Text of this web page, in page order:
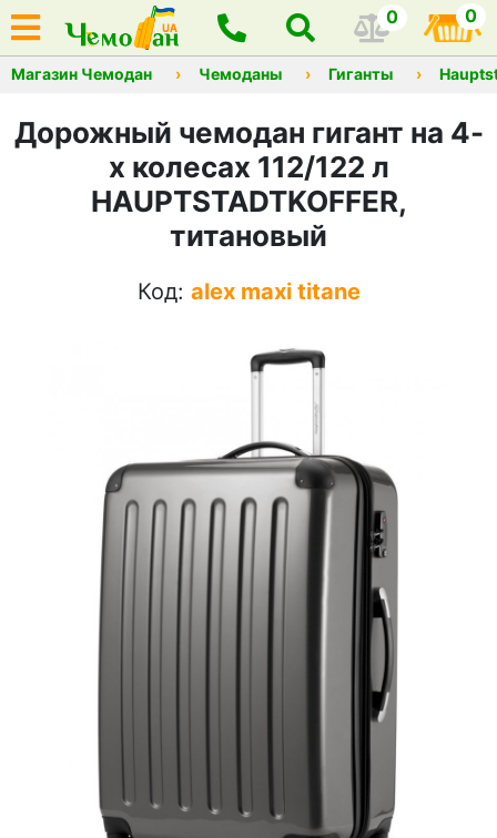
0 0
Магазин Чемодан Чемоданы Гиганты
Дорожный чемодан гигант на 4-
х колесах 112/122 л
HAUPTSTADTKOFFER,
титановый
Код: alex maxi titane